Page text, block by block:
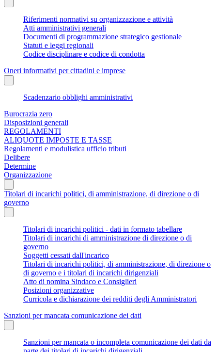
Riferimenti normativi su organizzazione e attività
Atti amministrativi generali
Documenti di programmazione strategico gestionale
Statuti e leggi regionali
Codice disciplinare e codice di condotta
Oneri informativi per cittadini e imprese
Scadenzario obblighi amministrativi
Burocrazia zero
Disposizioni generali
REGOLAMENTI
ALIQUOTE IMPOSTE E TASSE
Regolamenti e modulistica ufficio tributi
Delibere
Determine
Organizzazione
Titolari di incarichi politici, di amministrazione, di direzione o di
governo
Titolari di incarichi politici - dati in formato tabellare
Titolari di incarichi di amministrazione di direzione o di
governo
Soggetti cessati dall'incarico
Titolari di incarichi politici, di amministrazione, di direzione o
di governo e i titolari di incarichi dirigenziali
Atto di nomina Sindaco e Consiglieri
Posizioni organizzative
Curricola e dichiarazione dei redditi degli Amministratori
Sanzioni per mancata comunicazione dei dati
Sanzioni per mancata o incompleta comunicazione dei dati da